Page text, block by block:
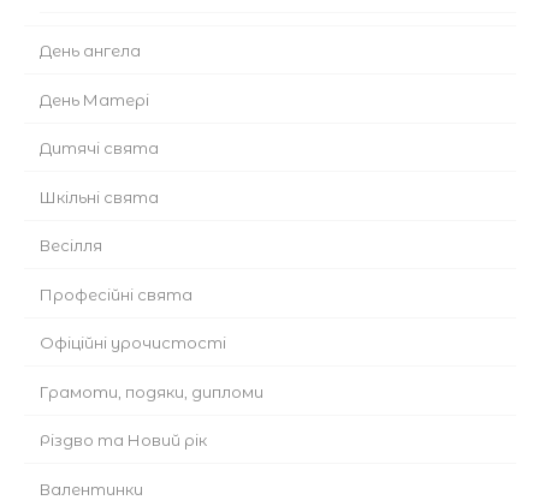
День ангела
День Матері
Дитячі свята
Шкільні свята
Весілля
Професійні свята
Офіційні урочистості
Грамоти, подяки, дипломи
Різдво та Новий рік
Валентинки